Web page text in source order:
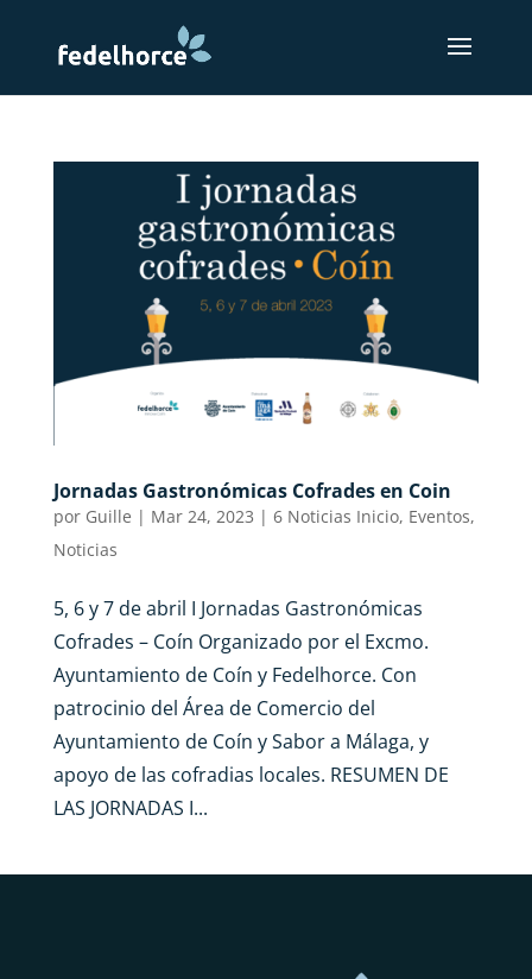
Jornadas Gastronómicas Cofrades en Coin
por Guille | Mar 24, 2023 | 6 Noticias Inicio, Eventos,
Noticias
5, 6 y 7 de abril I Jornadas Gastronómicas
Cofrades – Coín Organizado por el Excmo.
Ayuntamiento de Coín y Fedelhorce. Con
patrocinio del Área de Comercio del
Ayuntamiento de Coín y Sabor a Málaga, y
apoyo de las cofradias locales. RESUMEN DE
LAS JORNADAS I...